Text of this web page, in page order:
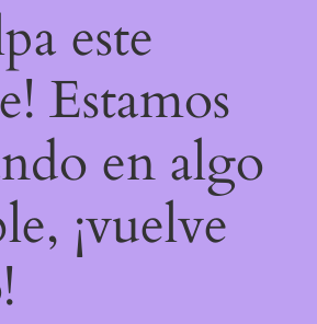
este
Estamos
en algo
¡vuelve